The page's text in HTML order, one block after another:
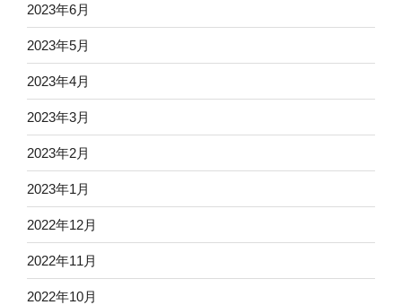
2023年6月
2023年5月
2023年4月
2023年3月
2023年2月
2023年1月
2022年12月
2022年11月
2022年10月